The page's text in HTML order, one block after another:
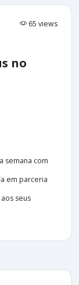
65 views
no
semana com
em parceria
seus